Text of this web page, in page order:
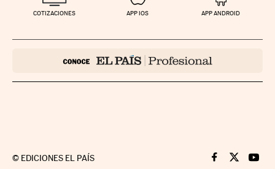
COTIZACIONES APP IOS APP ANDROID
© EDICIONES EL PAÍS Cinco Días en
Cinco Días
Cinco